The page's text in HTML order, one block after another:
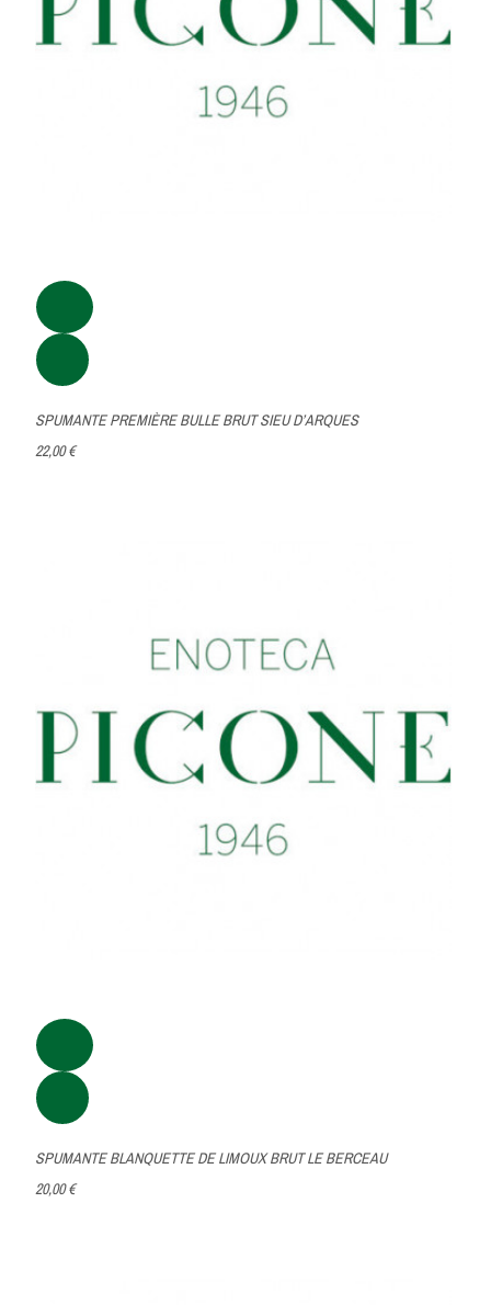
SPUMANTE PREMIÈRE BULLE BRUT SIEU D’ARQUES
22,00 €
SPUMANTE BLANQUETTE DE LIMOUX BRUT LE BERCEAU
20,00 €